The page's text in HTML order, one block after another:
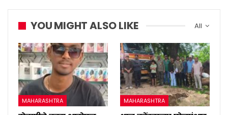
All
YOU MIGHT ALSO LIKE
MAHARASHTRA MAHARASHTRA